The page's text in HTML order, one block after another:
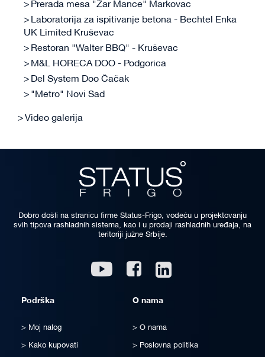
Prerada mesa "Žar Mance" Markovac
Laboratorija za ispitivanje betona - Bechtel Enka
UK Limited Kruševac
Restoran "Walter BBQ" - Kruševac
M&L HORECA DOO - Podgorica
Del System Doo Čačak
"Metro" Novi Sad
Video galerija
Dobro došli na stranicu firme Status-Frigo, vodeću u projektovanju
svih tipova rashladnih sistema, kao i u prodaji rashladnih uređaja, na
teritoriji južne Srbije.
Youtube Facebook
Podrška
Moj nalog
Kako kupovati
O nama
O nama
Poslovna politika